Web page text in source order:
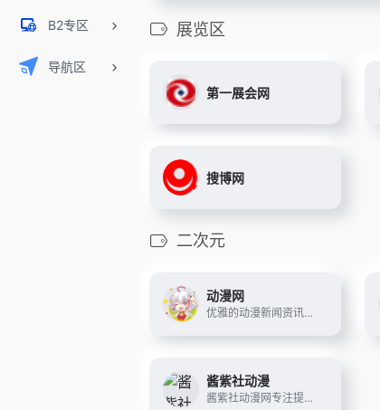
B2专区
导航区
展览区
第一展会网
搜博网
二次元
动漫网
优雅的动漫新闻资讯门户
酱紫社动漫
酱紫社动漫网专注提供高质量的日本动漫资源，包括最新新番、经典动漫全集、热门日番。支持免费在线观看，为用户带来全网最快的动漫更新速度。